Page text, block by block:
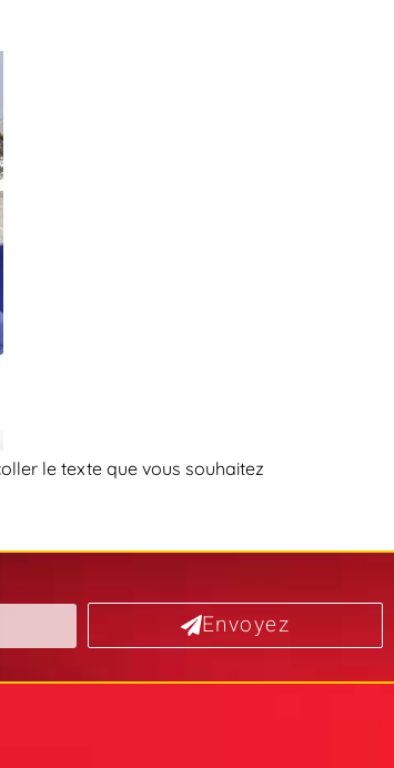
le texte que vous souhaitez
Envoyez